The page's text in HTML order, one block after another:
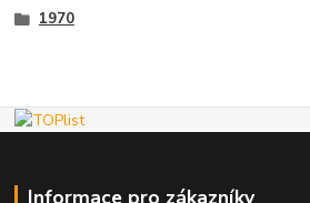
1970